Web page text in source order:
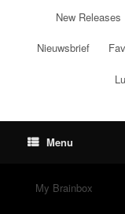
New Releases
Nieuwsbrief
Menu
My Brainbox